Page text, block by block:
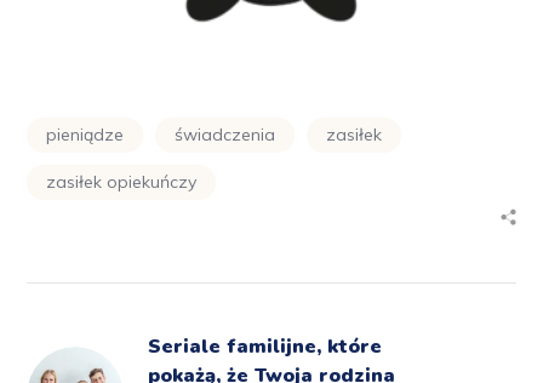
pieniądze świadczenia zasiłek
zasiłek opiekuńczy
Seriale familijne, które
pokażą, że Twoja rodzina